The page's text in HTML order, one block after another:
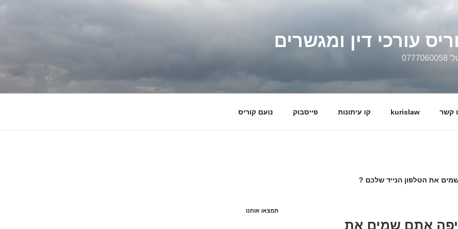
עורכי דין ומגשרים
קשר kurislaw קו עיתונות פייסבוק נועם קוריס
את הטלפון הנייד שלכם ?
אתם שמים את
תמצאו אותנו